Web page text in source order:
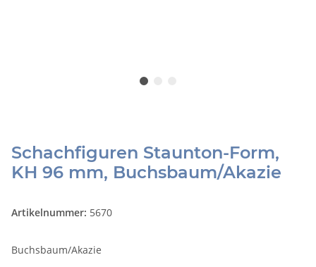
Schachfiguren Staunton-Form,
KH 96 mm, Buchsbaum/Akazie
Artikelnummer: 5670
Buchsbaum/Akazie